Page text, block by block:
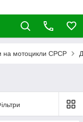
на мотоцикли СРСР